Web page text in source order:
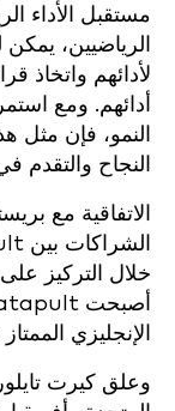
مستقبل الأداء
الرياضيين،
لأدائهم واتخاذ
أدائهم. ومع
النمو، فإن مثل
النجاح والتقدم
الاتفاقية مع
خلال التركيز على
الإنجليزي
وعلق كيرت